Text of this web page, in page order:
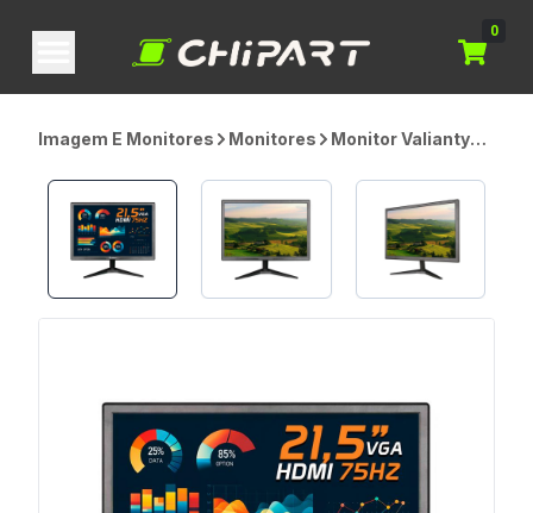
0
Imagem E Monitores Monitores
Monitor Valianty
Polegadas, VGA,
HDMI, 30W, 75Hz,